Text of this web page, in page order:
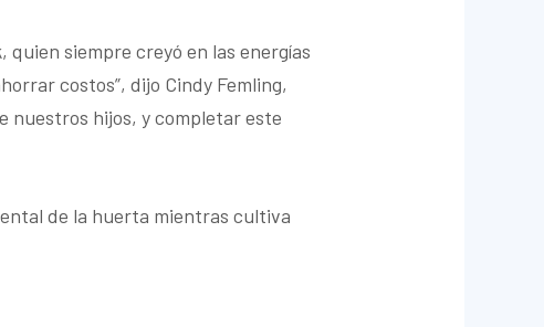
siempre creyó en las energías
costos”, dijo Cindy Femling,
nuestros hijos, y completar este
de la huerta mientras cultiva